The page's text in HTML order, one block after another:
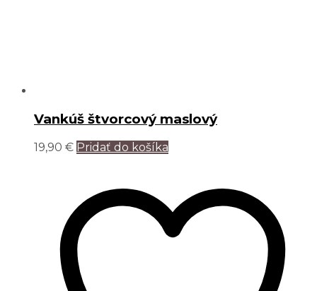
Vankúš štvorcový maslový
19,90 € Pridať do košíka